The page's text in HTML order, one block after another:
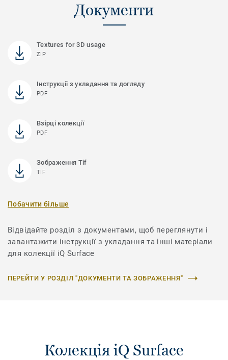
Документи
Textures for 3D usage
ZIP
Інструкції з укладання та догляду
PDF
Взірці колекції
PDF
Зображення Tif
TIF
Побачити більше
Відвідайте розділ з документами, щоб переглянути і
завантажити інструкції з укладання та інші матеріали
для колекції iQ Surface
ПЕРЕЙТИ У РОЗДІЛ "ДОКУМЕНТИ ТА ЗОБРАЖЕННЯ"
Колекція iQ Surface